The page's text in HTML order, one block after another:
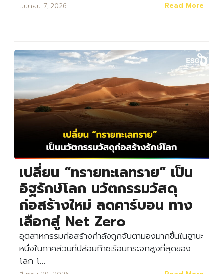
เมษายน 7, 2026 Read More
เปลี่ยน “ทรายทะเลทราย” เป็น
อิฐรักษ์โลก นวัตกรรมวัสดุ
ก่อสร้างใหม่ ลดคาร์บอน ทาง
เลือกสู่ Net Zero
อุตสาหกรรมก่อสร้างกำลังถูกจับตามองมากขึ้นในฐานะ
หนึ่งในภาคส่วนที่ปล่อยก๊าซเรือนกระจกสูงที่สุดของ
โลก โ…